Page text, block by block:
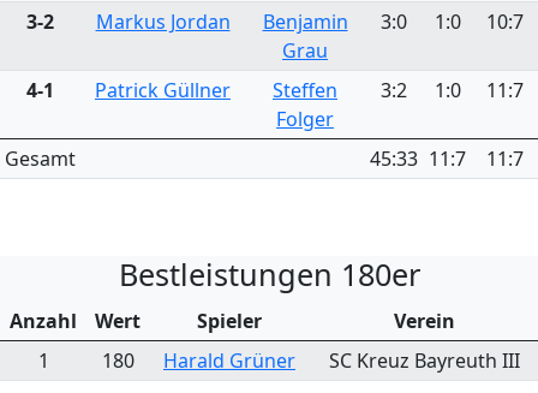
3-2 Markus Jordan
Benjamin
Grau
3:0 1:0 10:7
4-1 Patrick Güllner
Steffen
Folger
3:2 1:0 11:7
Gesamt 45:33 11:7 11:7
Bestleistungen 180er
Anzahl Wert Spieler
Verein
1
180 Harald Grüner SC Kreuz Bayreuth III